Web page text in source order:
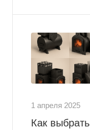
1 апреля 2025
Как